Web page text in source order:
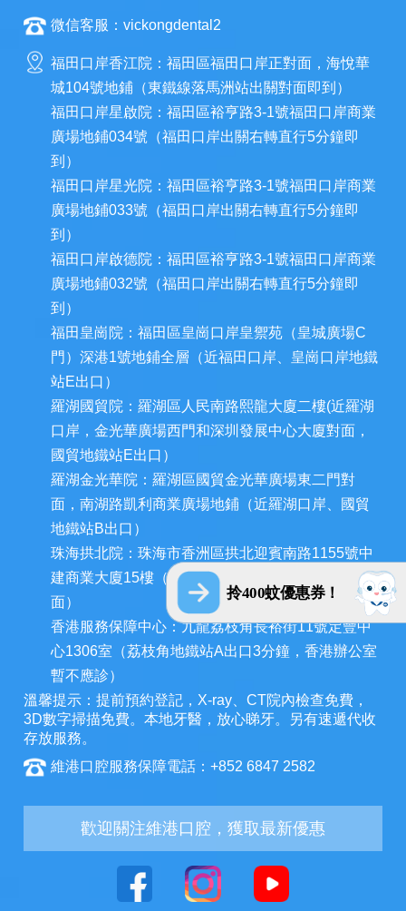
拎400蚊優惠券！
微信客服：vickongdental2
福田口岸香江院：福田區福田口岸正對面，海悅華
城104號地鋪（東鐵線落馬洲站出關對面即到）
福田口岸星啟院：福田區裕亨路3-1號福田口岸商業
廣場地鋪034號（福田口岸出關右轉直行5分鐘即
到）
福田口岸星光院：福田區裕亨路3-1號福田口岸商業
廣場地鋪033號（福田口岸出關右轉直行5分鐘即
到）
福田口岸啟德院：福田區裕亨路3-1號福田口岸商業
廣場地鋪032號（福田口岸出關右轉直行5分鐘即
到）
福田皇崗院：福田區皇崗口岸皇禦苑（皇城廣場C
門）深港1號地鋪全層（近福田口岸、皇崗口岸地鐵
站E出口）
羅湖國貿院：羅湖區人民南路熙龍大廈二樓(近羅湖
口岸，金光華廣場西門和深圳發展中心大廈對面，
國貿地鐵站E出口）
羅湖金光華院：羅湖區國貿金光華廣場東二門對
面，南湖路凱利商業廣場地鋪（近羅湖口岸、國貿
地鐵站B出口）
珠海拱北院：珠海市香洲區拱北迎賓南路1155號中
建商業大廈15樓（近拱北口岸，迎賓百貨廣場對
面）
香港服務保障中心：九龍荔枝角長裕街11號定豐中
心1306室（荔枝角地鐵站A出口3分鐘，香港辦公室
暫不應診）
溫馨提示：提前預約登記，X-ray、CT院內檢查免費，
3D數字掃描免費。本地牙醫，放心睇牙。另有速遞代收
存放服務。
維港口腔服務保障電話：+852 6847 2582
歡迎關注維港口腔，獲取最新優惠